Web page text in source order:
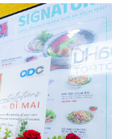
ROU
Đồng Khởi - Q.1